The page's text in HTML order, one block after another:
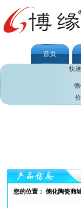
首页
快速
德
您的位置： 德化陶瓷商